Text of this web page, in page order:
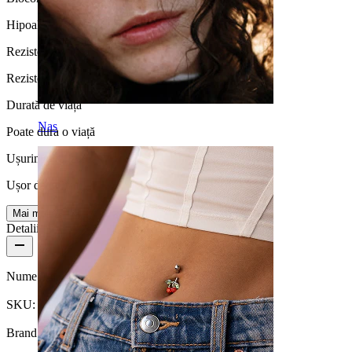
Nas
Hipoalergenic
Rezistență la apă
Rezistentă la apă
Durată de viață
Poate dura o viață
Ușurință utilizare
Ușor de utilizat
Mai multe
Detalii produs
Nume: Tunel de ureche din silicon în diverse culori
SKU: Tunnel-7
Brand:Bodymod Essentials